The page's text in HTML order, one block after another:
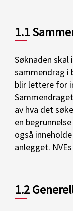
1.1
Søknaden
sammendrag i
blir lettere for
av hva det
en
også
anlegget. NVEs
1.2